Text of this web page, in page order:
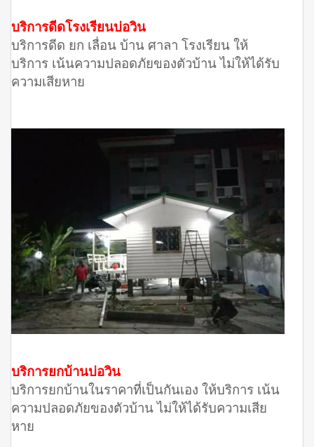
บริการดีดโรงเรียนบ่อวิน
บริการดีด ยก เลื่อน บ้าน ศาลา โรงเรียน ให้
บริการ เน้นความปลอดภัยของตัวบ้าน ไม่ให้ได้รับ
ความเสียหาย
บริการยกบ้านบ่อวิน
บริการยกบ้านในราคาที่เป็นกันเอง ให้บริการ เน้น
ความปลอดภัยของตัวบ้าน ไม่ให้ได้รับความเสีย
หาย